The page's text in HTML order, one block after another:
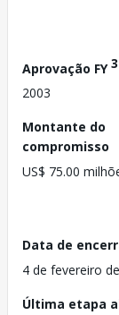
Aprovação FY3
2003
Montante do
compromisso
US$ 75.00
Data de
4 de fevereiro
Última etapa